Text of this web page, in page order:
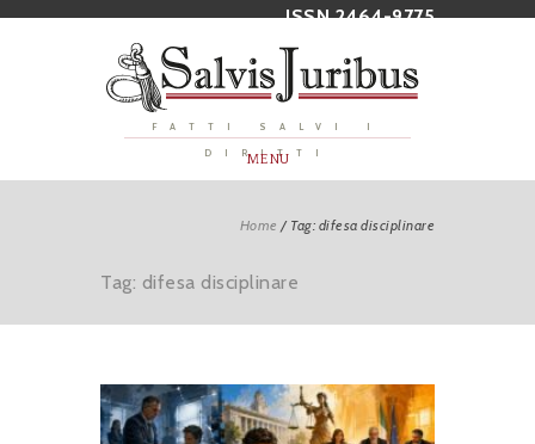
ISSN 2464-9775
FATTI SALVI I
DIRITTI
MENU
Home / Tag: difesa disciplinare
Tag: difesa disciplinare